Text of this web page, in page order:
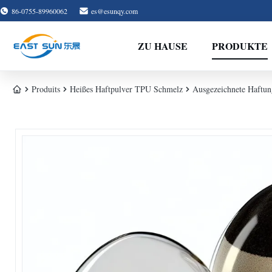
86-0755-89960062 es@esunqy.com
ZU HAUSE PRODUKTE
Produits Heißes Haftpulver TPU Schmelz Ausgezeichnete